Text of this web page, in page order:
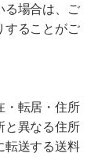
る場合は、ご
することがご
・転居・住所
と異なる住所
転送する送料